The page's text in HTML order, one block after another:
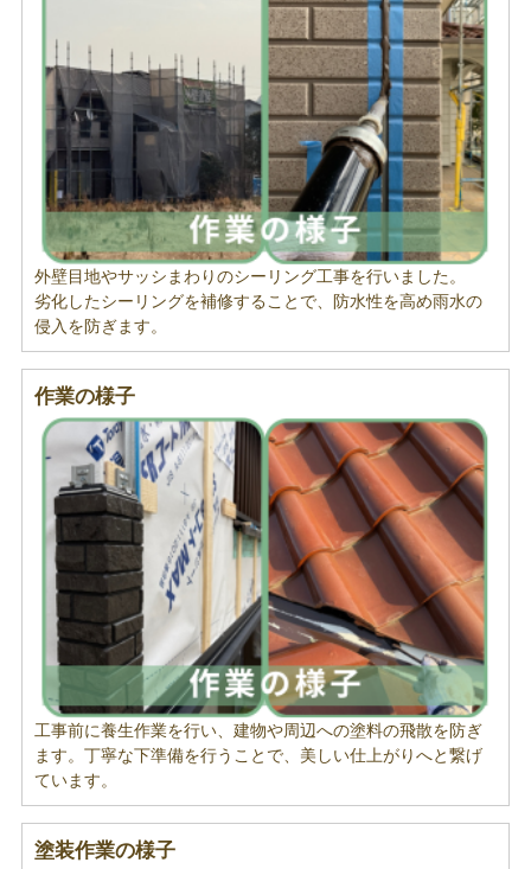
外壁目地やサッシまわりのシーリング工事を行いました。
劣化したシーリングを補修することで、防水性を高め雨水の
侵入を防ぎます。
作業の様子
工事前に養生作業を行い、建物や周辺への塗料の飛散を防ぎ
ます。丁寧な下準備を行うことで、美しい仕上がりへと繋げ
ています。
塗装作業の様子